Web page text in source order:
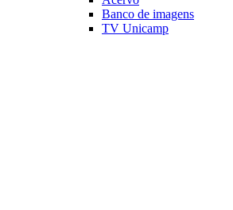
Banco de imagens
TV Unicamp